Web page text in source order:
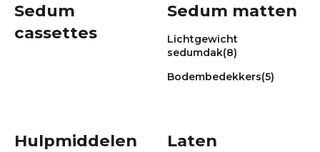
Sedum
cassettes
Sedum matten
Lichtgewicht
sedumdak(8)
Bodembedekkers(5)
Hulpmiddelen
Laten